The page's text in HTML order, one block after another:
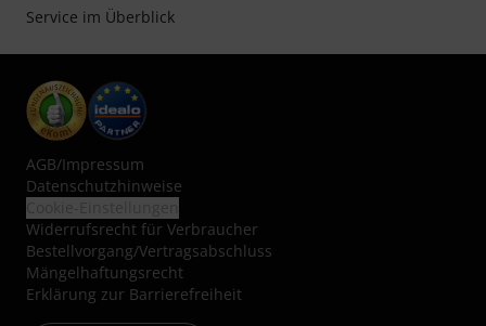
Service im Überblick
AGB/Impressum
Datenschutzhinweise
Widerrufsrecht für Verbraucher
Bestellvorgang/Vertragsabschluss
Mängelhaftungsrecht
Erklärung zur Barrierefreiheit